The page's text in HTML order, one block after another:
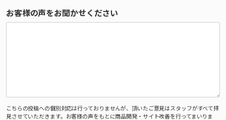
お客様の声をお聞かせください
こちらの投稿への個別対応は行っておりませんが、頂いたご意見はスタッフがすべて拝
見させていただきます。お客様の声をもとに商品開発・サイト改善を行ってまいりま